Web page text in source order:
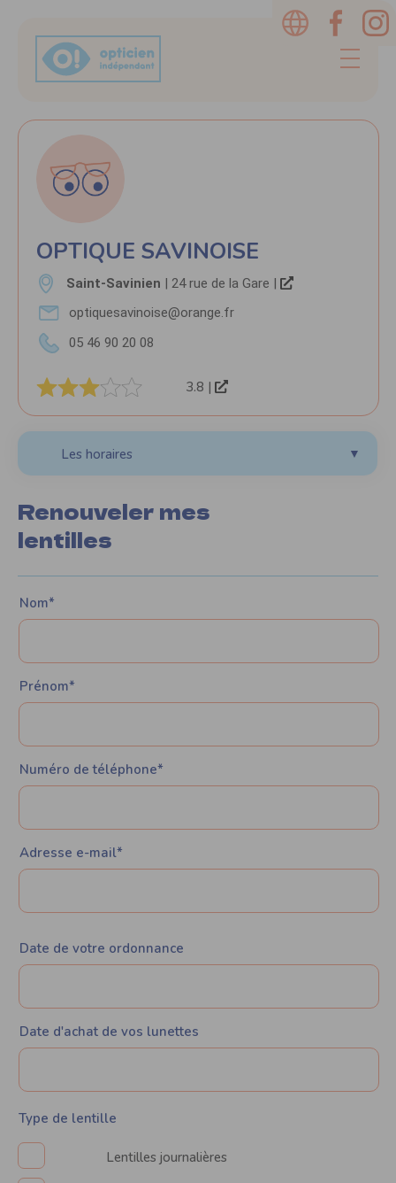
OPTIQUE SAVINOISE
Saint-Savinien | 24 rue de la Gare |
optiquesavinoise@orange.fr
05 46 90 20 08
3.8 |
Les horaires ▼
Renouveler mes
lentilles
Nom*
Prénom*
Numéro de téléphone*
Adresse e-mail*
Date de votre ordonnance
Date d'achat de vos lunettes
Type de lentille
Lentilles journalières